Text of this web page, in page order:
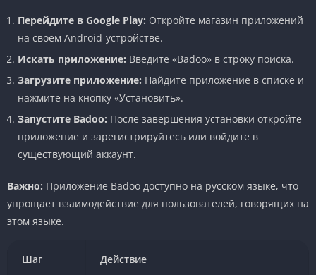
Перейдите в Google Play: Откройте магазин приложений
на своем Android-устройстве.
Искать приложение: Введите «Badoo» в строку поиска.
Загрузите приложение: Найдите приложение в списке и
нажмите на кнопку «Установить».
Запустите Badoo: После завершения установки откройте
приложение и зарегистрируйтесь или войдите в
существующий аккаунт.
Важно: Приложение Badoo доступно на русском языке, что
упрощает взаимодействие для пользователей, говорящих на
этом языке.
Шаг Действие